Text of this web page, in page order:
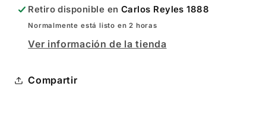
Retiro disponible en Carlos Reyles 1888
Normalmente está listo en 2 horas
Ver información de la tienda
Compartir